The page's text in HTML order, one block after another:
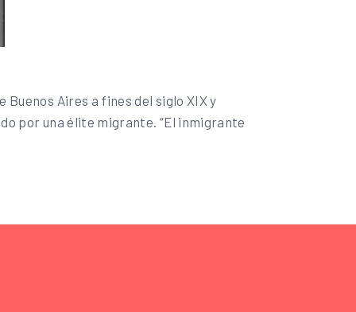
Aires a fines del siglo XIX y
por una élite migrante. “El inmigrante